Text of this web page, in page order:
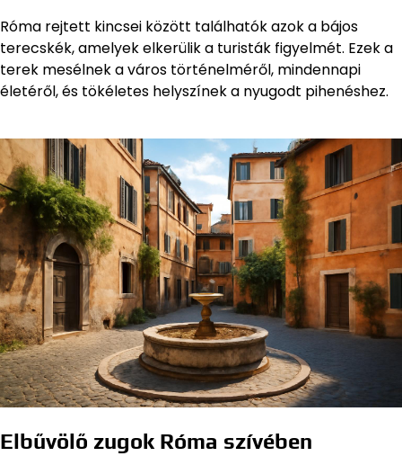
Róma rejtett kincsei között találhatók azok a bájos
terecskék, amelyek elkerülik a turisták figyelmét. Ezek a
terek mesélnek a város történelméről, mindennapi
életéről, és tökéletes helyszínek a nyugodt pihenéshez.
Elbűvölő zugok Róma szívében